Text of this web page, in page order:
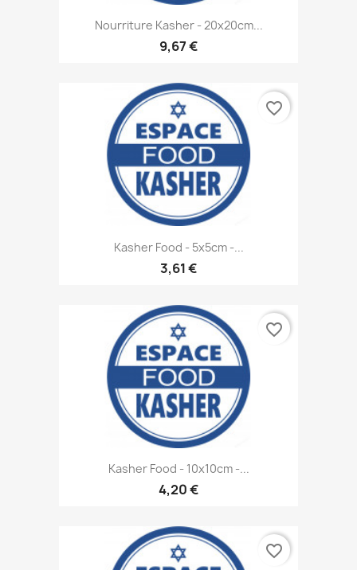
Nourriture Kasher - 20x20cm...
9,67 €
Kasher Food - 5x5cm -...
3,61 €
favorite_border
Kasher Food - 10x10cm -...
4,20 €
favorite_border
favorite_border